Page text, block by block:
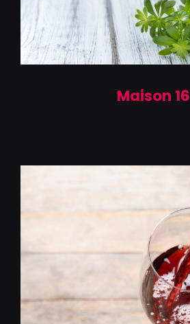
Maison 16